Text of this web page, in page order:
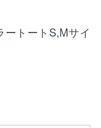
トートS,Mサイ